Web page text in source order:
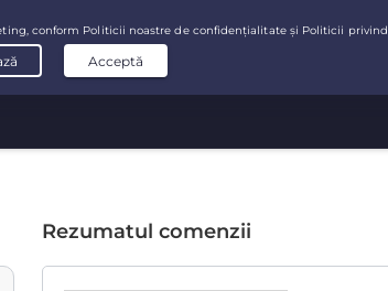
Rezumatul comenzii